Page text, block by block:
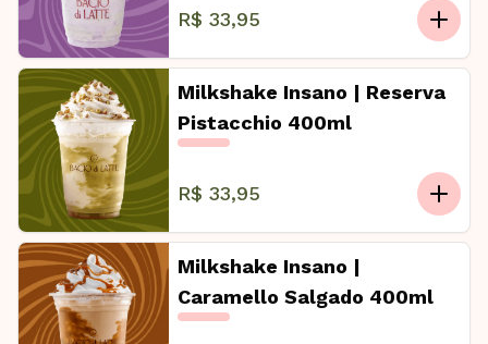
R$ 33,95
Milkshake Insano | Reserva
Pistacchio 400ml
R$ 33,95
Milkshake Insano |
Caramello Salgado 400ml